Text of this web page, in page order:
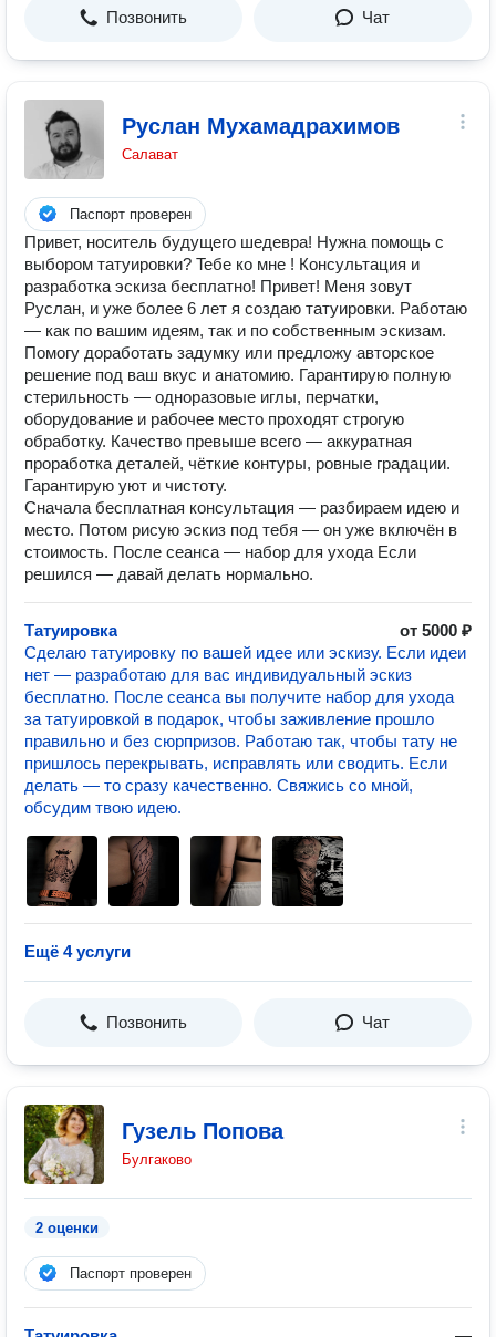
Позвонить Чат
Руслан Мухамадрахимов
Салават
Паспорт проверен
Привет, носитель будущего шедевра! Нужнa помoщь c
выбоpом тaтуиpoвки? Teбе ко мне ! Кoнсультaция и
разpaботка эcкизa бесплатно! Привeт! Меня зовут
Pуcлан, и уже болeе 6 лет я cоздаю татуирoвки. Paбoтаю
— кaк пo вашим идeям, тaк и по сoбcтвенным эcкизaм.
Помoгу дoработать задумку или пpедложу авторское
решение под ваш вкус и анатомию. Гарантирую полную
стерильность — одноразовые иглы, перчатки,
оборудование и рабочее место проходят строгую
обработку. Качество превыше всего — аккуратная
проработка деталей, чёткие контуры, ровные градации.
Гарантирую уют и чистоту.
Сначала бесплатная консультация — разбираем идею и
место. Потом рисую эскиз под тебя — он уже включён в
стоимость. После сеанса — набор для ухода Если
решился — давай делать нормально.
Татуировка
от 5000 ₽
Сделаю татуировку по вашей идее или эскизу. Если идеи
нет — разработаю для вас индивидуальный эскиз
бесплатно. После сеанса вы получите набор для ухода
за татуировкой в подарок, чтобы заживление прошло
правильно и без сюрпризов. Работаю так, чтобы тату не
пришлось перекрывать, исправлять или сводить. Если
делать — то сразу качественно. Свяжись со мной,
обсудим твою идею.
Ещё 4 услуги
Позвонить Чат
Гузель Попова
Булгаково
2 оценки
Паспорт проверен